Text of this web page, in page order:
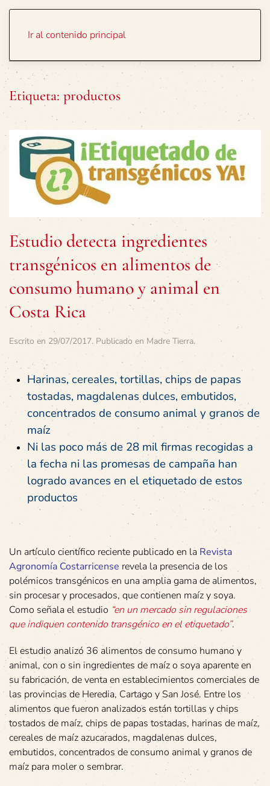
Ir al contenido principal
Etiqueta: productos
Estudio detecta ingredientes
transgénicos en alimentos de
consumo humano y animal en
Costa Rica
Escrito en 29/07/2017. Publicado en Madre Tierra.
Harinas, cereales, tortillas, chips de papas
tostadas, magdalenas dulces, embutidos,
concentrados de consumo animal y granos de
maíz
Ni las poco más de 28 mil firmas recogidas a
la fecha ni las promesas de campaña han
logrado avances en el etiquetado de estos
productos
Un artículo científico reciente publicado en la Revista
Agronomía Costarricense revela la presencia de los
polémicos transgénicos en una amplia gama de alimentos,
sin procesar y procesados, que contienen maíz y soya.
Como señala el estudio “en un mercado sin regulaciones
que indiquen contenido transgénico en el etiquetado”.
El estudio analizó 36 alimentos de consumo humano y
animal, con o sin ingredientes de maíz o soya aparente en
su fabricación, de venta en establecimientos comerciales de
las provincias de Heredia, Cartago y San José. Entre los
alimentos que fueron analizados están tortillas y chips
tostados de maíz, chips de papas tostadas, harinas de maíz,
cereales de maíz azucarados, magdalenas dulces,
embutidos, concentrados de consumo animal y granos de
maíz para moler o sembrar.